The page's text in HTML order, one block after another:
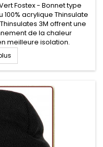
Fostex - Bonnet type
acrylique Thinsulate
3M offrent une
de la chaleur
meilleure isolation.